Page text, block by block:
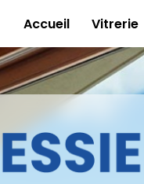
Accueil
Vitrerie